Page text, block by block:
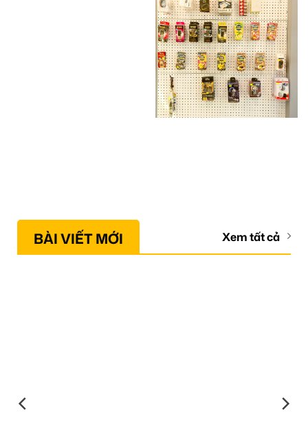
BÀI VIẾT MỚI Xem tất cả